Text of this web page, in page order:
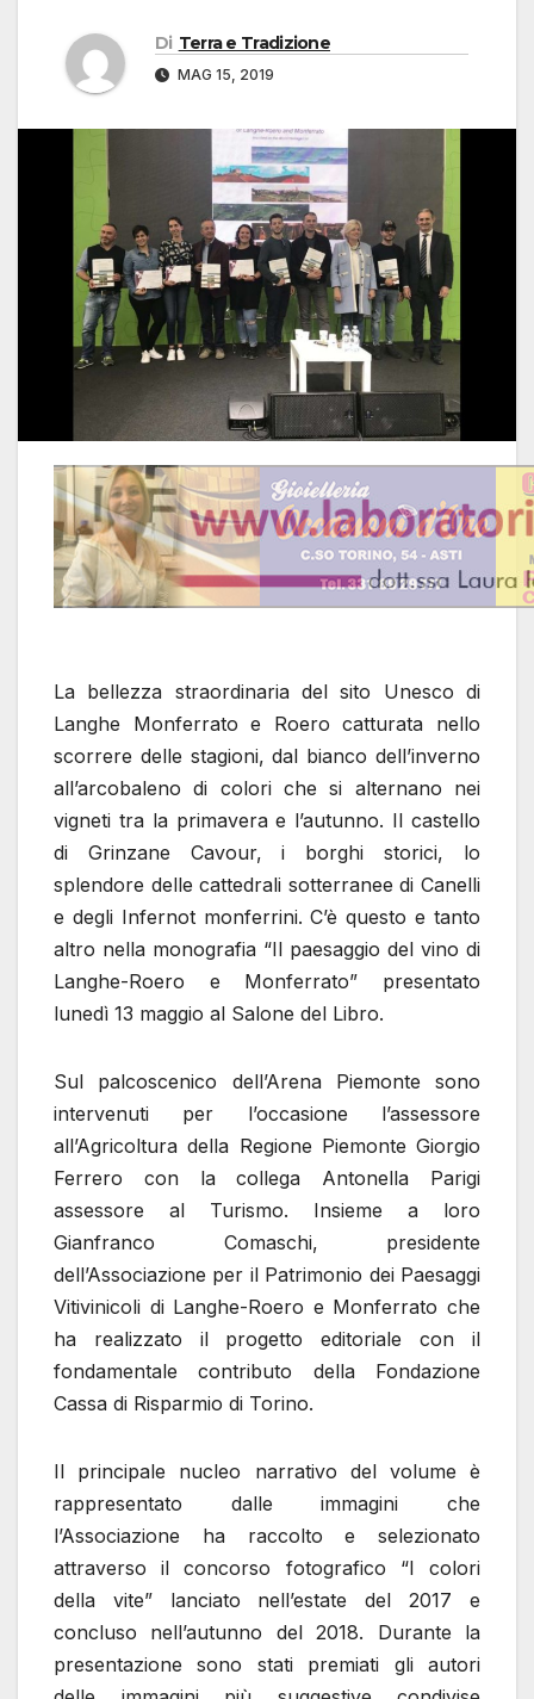
Di Terra e Tradizione
MAG 15, 2019
La bellezza straordinaria del sito Unesco di
Langhe Monferrato e Roero catturata nello
scorrere delle stagioni, dal bianco dell’inverno
all’arcobaleno di colori che si alternano nei
vigneti tra la primavera e l’autunno. Il castello
di Grinzane Cavour, i borghi storici, lo
splendore delle cattedrali sotterranee di Canelli
e degli Infernot monferrini. C’è questo e tanto
altro nella monografia “Il paesaggio del vino di
Langhe-Roero e Monferrato” presentato
lunedì 13 maggio al Salone del Libro.
Sul palcoscenico dell’Arena Piemonte sono
intervenuti per l’occasione l’assessore
all’Agricoltura della Regione Piemonte Giorgio
Ferrero con la collega Antonella Parigi
assessore al Turismo. Insieme a loro
Gianfranco Comaschi, presidente
dell’Associazione per il Patrimonio dei Paesaggi
Vitivinicoli di Langhe-Roero e Monferrato che
ha realizzato il progetto editoriale con il
fondamentale contributo della Fondazione
Cassa di Risparmio di Torino.
Il principale nucleo narrativo del volume è
rappresentato dalle immagini che
l’Associazione ha raccolto e selezionato
attraverso il concorso fotografico “I colori
della vite” lanciato nell’estate del 2017 e
concluso nell’autunno del 2018. Durante la
presentazione sono stati premiati gli autori